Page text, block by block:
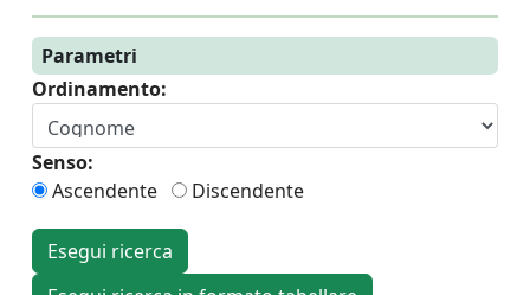
Parametri
Ordinamento:
Senso:
Ascendente
Discendente
Esegui ricerca